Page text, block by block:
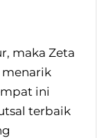
maka Zeta
menarik
ini
terbaik